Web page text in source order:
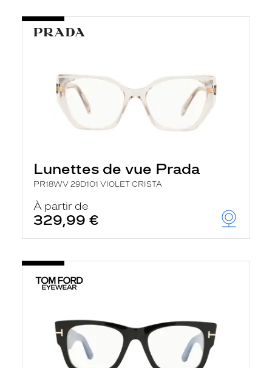
Lunettes de vue Prada
PR18WV 29D1O1 VIOLET CRISTA
À partir de
329,99 €